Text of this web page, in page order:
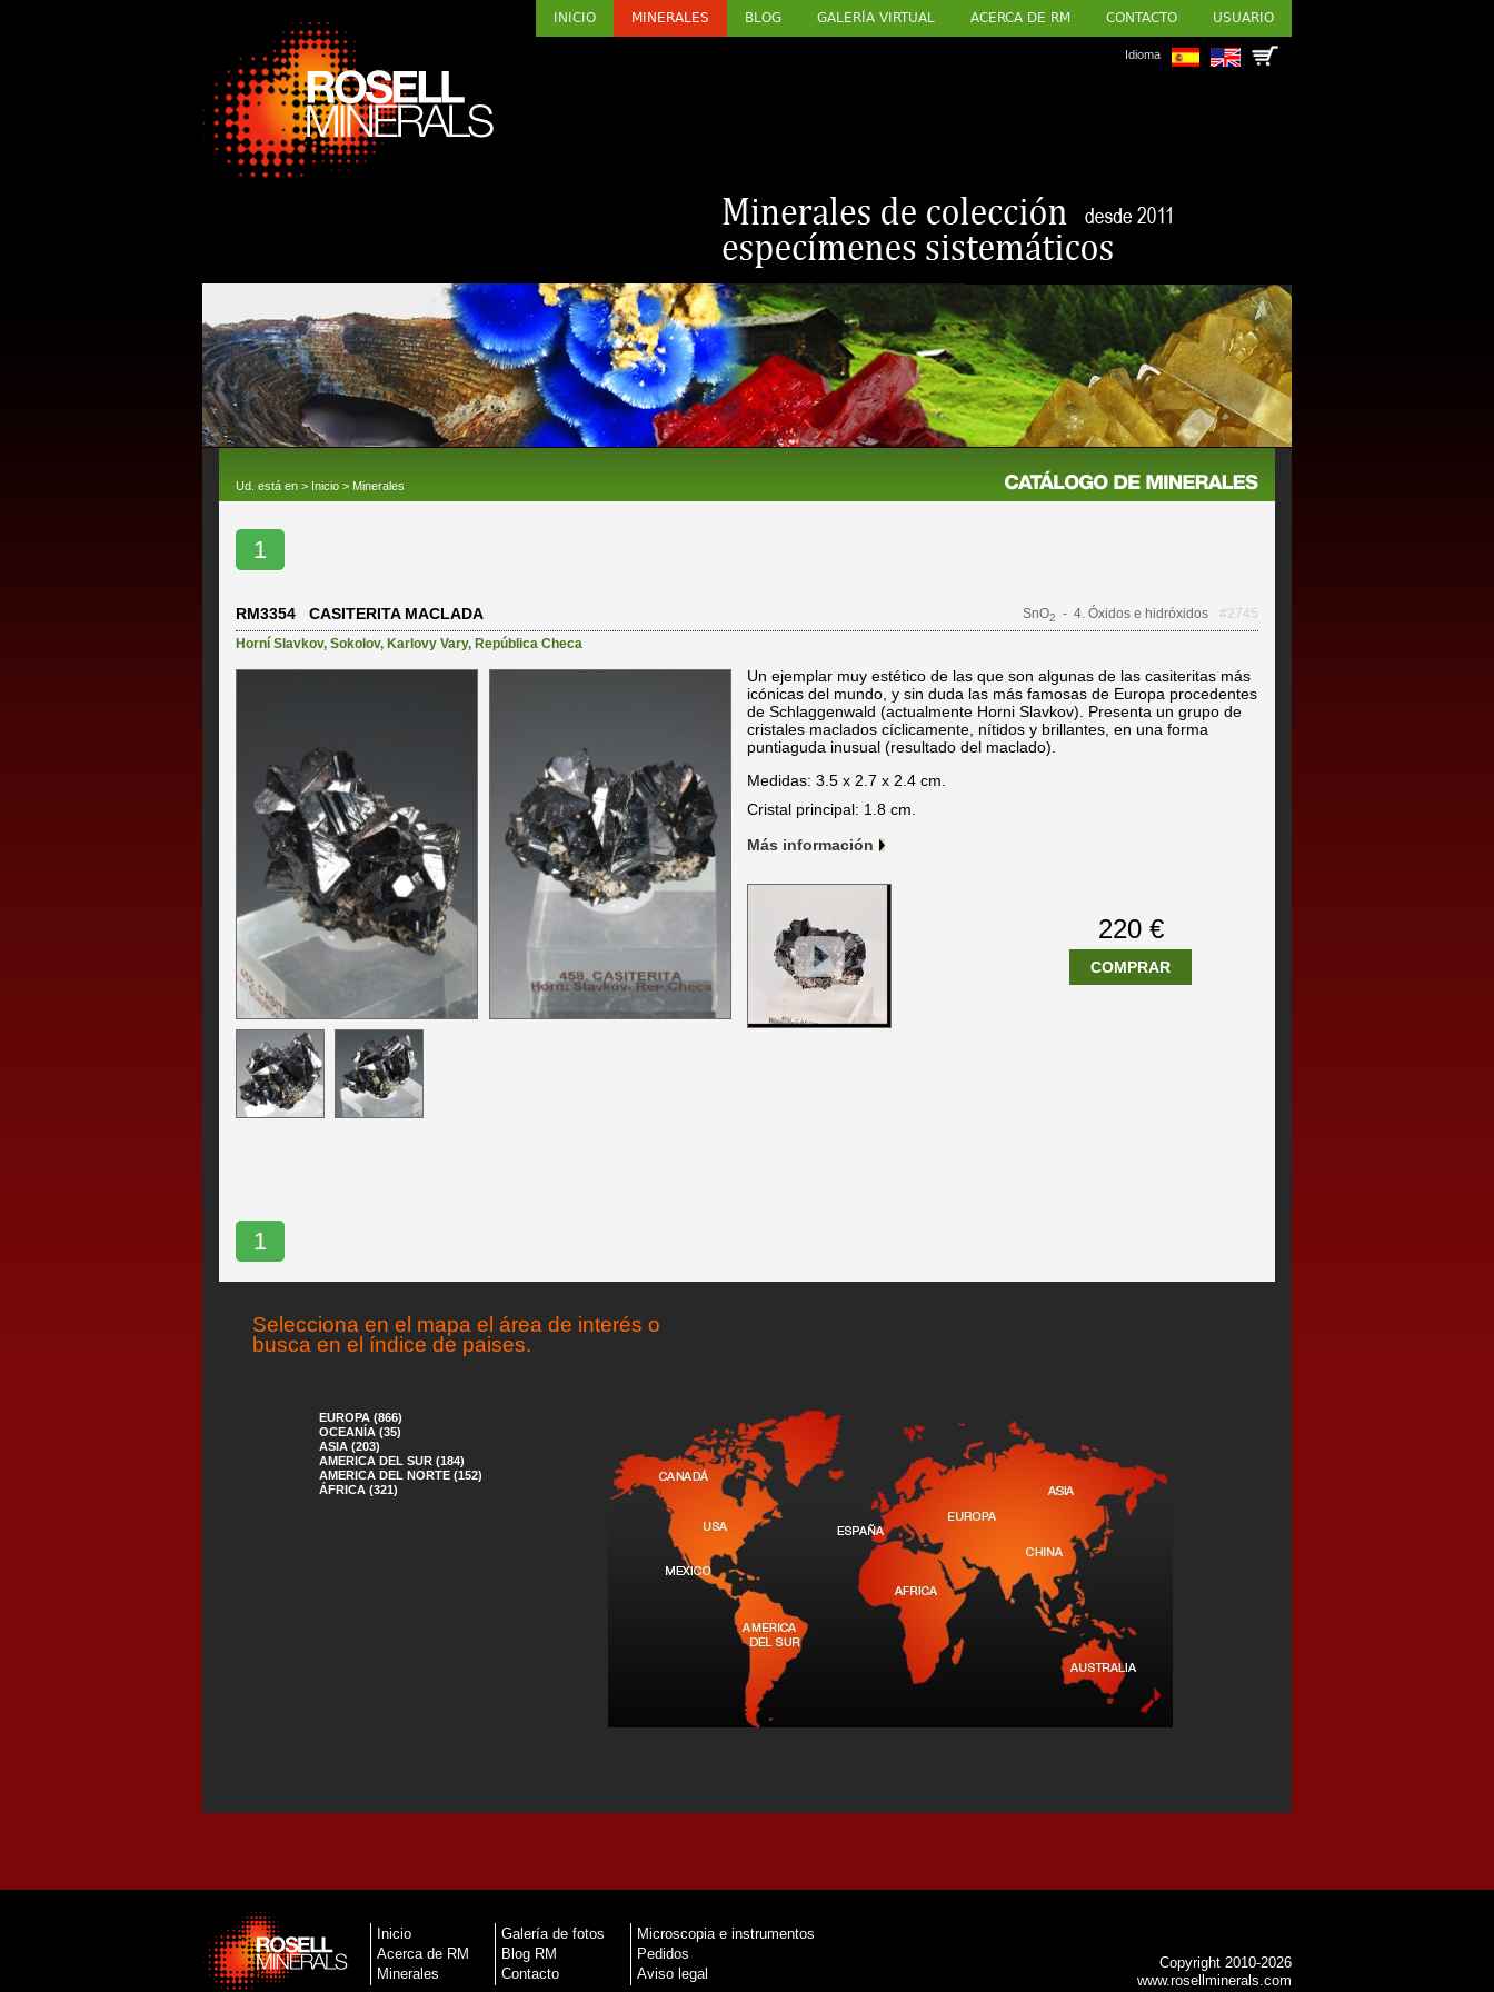
INICIO MINERALES BLOG GALERÍA VIRTUAL ACERCA DE RM CONTACTO USUARIO
Idioma
Ud. está en > Inicio > Minerales
1
RM3354 CASITERITA MACLADA SnO2 - 4. Óxidos e hidróxidos
#2745
Horní Slavkov, Sokolov, Karlovy Vary, República Checa
Un ejemplar muy estético de las que son algunas de las casiteritas más
icónicas del mundo, y sin duda las más famosas de Europa procedentes
de Schlaggenwald (actualmente Horni Slavkov). Presenta un grupo de
cristales maclados cíclicamente, nítidos y brillantes, en una forma
puntiaguda inusual (resultado del maclado).
Medidas: 3.5 x 2.7 x 2.4 cm.
Cristal principal: 1.8 cm.
Más información
220 €
COMPRAR
1
Selecciona en el mapa el área de interés o
busca en el índice de paises.
EUROPA (866)
OCEANÍA (35)
ASIA (203)
AMERICA DEL SUR (184)
AMERICA DEL NORTE (152)
ÁFRICA (321)
Inicio
Acerca de RM
Minerales
Galería de fotos
Blog RM
Contacto
Microscopia e instrumentos
Pedidos
Aviso legal
Copyright 2010-2026
www.rosellminerals.com